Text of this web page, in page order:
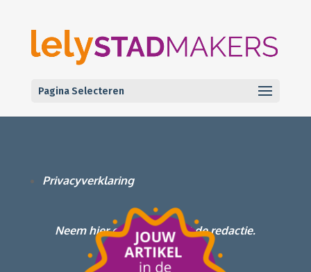
Pagina Selecteren
Privacyverklaring
Neem hier contact op met de redactie.